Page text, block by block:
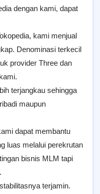
dengan kami, dapat
kami menjual
Denominasi terkecil
provider Three dan
terjangkau sehingga
maupun
dapat membantu
luas melalui perekrutan
bisnis MLM tapi
terjamin.